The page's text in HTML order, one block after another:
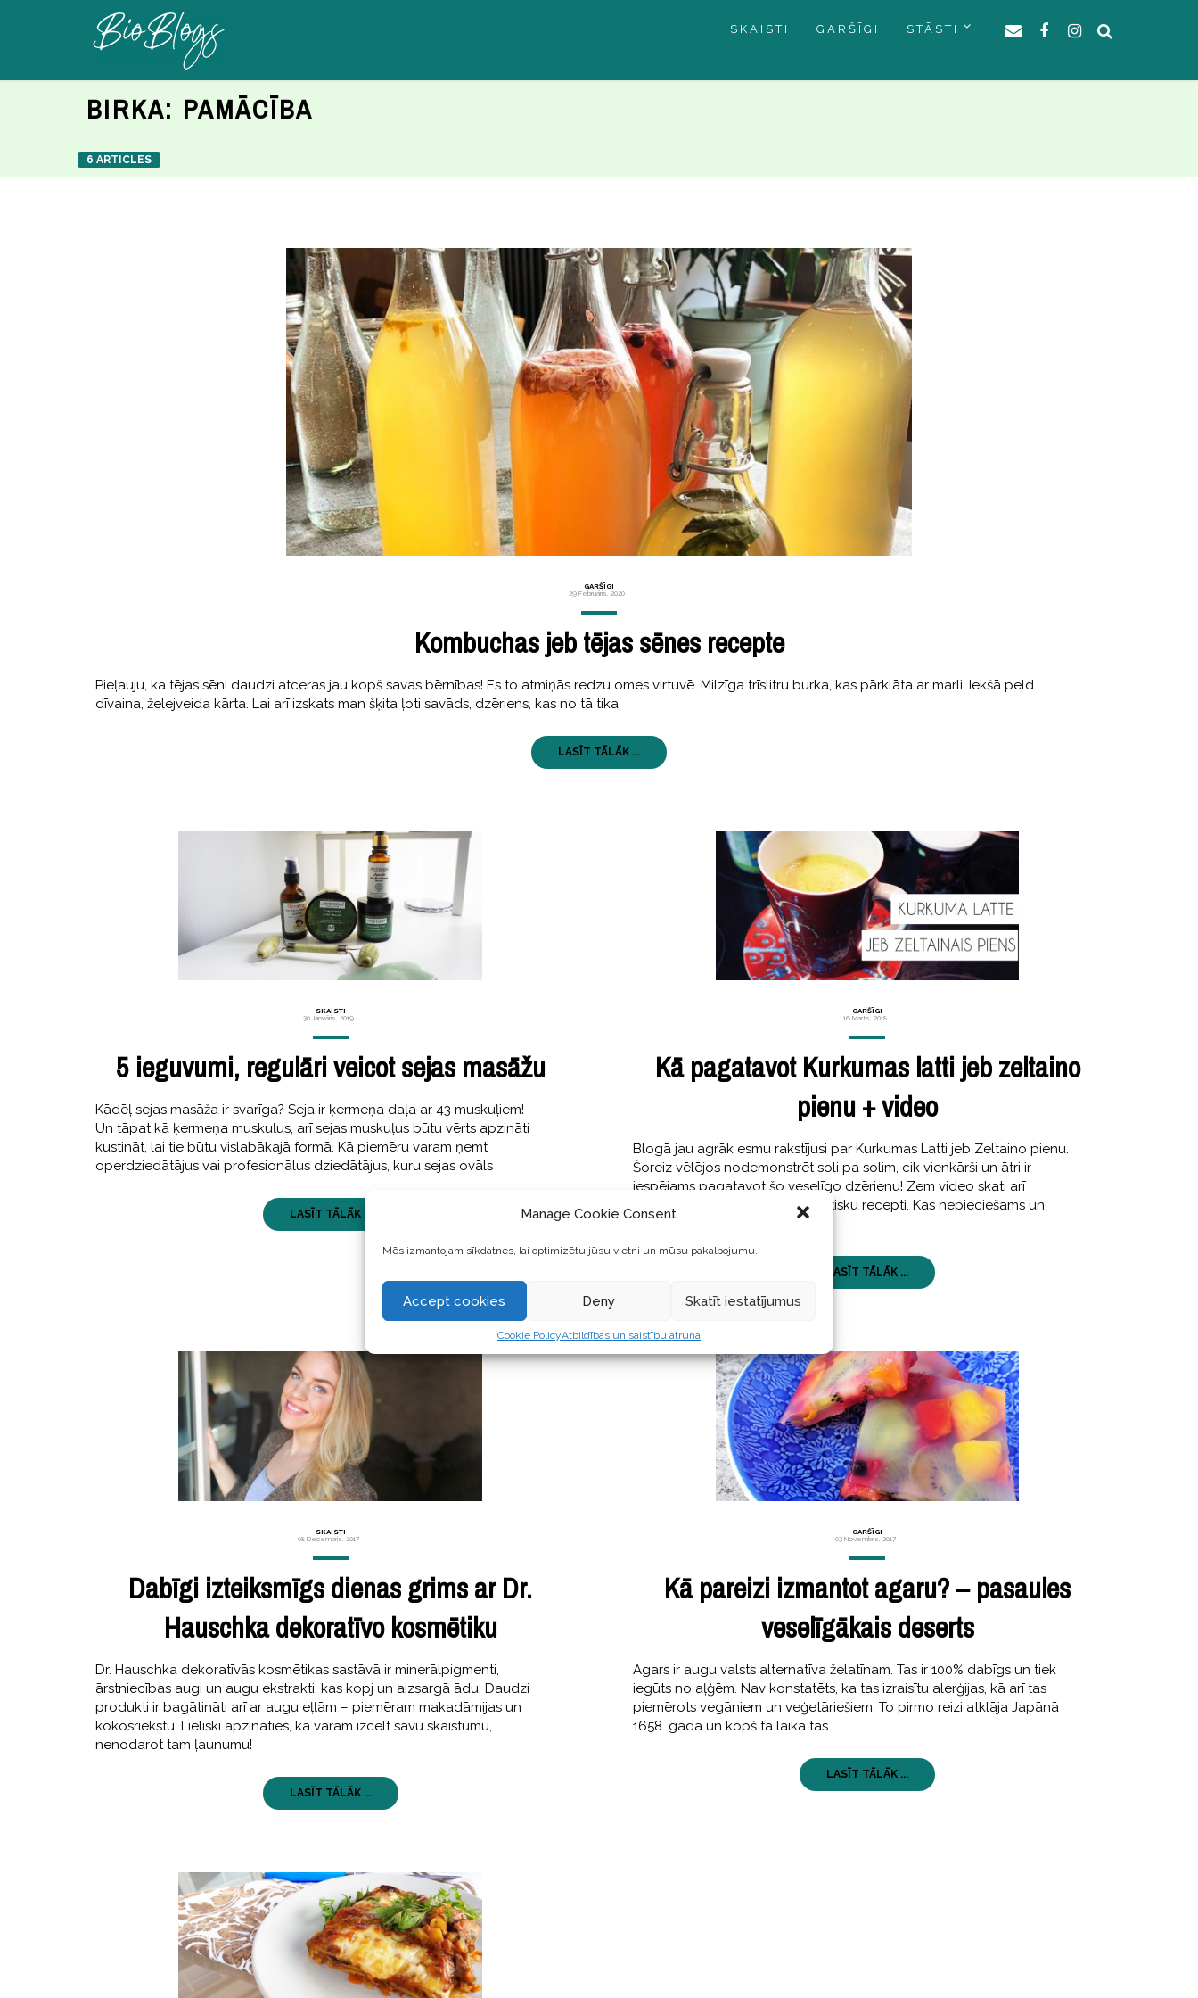
Manage Cookie Consent
Mēs izmantojam sīkdatnes, lai optimizētu jūsu vietni un mūsu pakalpojumu.
Accept cookies Deny Skatīt iestatījumus
Cookie PolicyAtbildības un saistību atruna
SKAISTI GARŠĪGI STĀSTI
BIRKA: PAMĀCĪBA
6 ARTICLES
GARŠĪGI
29 Februāris, 2020
Kombuchas jeb tējas sēnes recepte
Pieļauju, ka tējas sēni daudzi atceras jau kopš savas bērnības! Es to atmiņās redzu omes virtuvē. Milzīga trīslitru burka, kas pārklāta ar marli. Iekšā peld
dīvaina, želejveida kārta. Lai arī izskats man šķita ļoti savāds, dzēriens, kas no tā tika
LASĪT TĀLĀK ...
SKAISTI
30 Janvāris, 2019
5 ieguvumi, regulāri veicot sejas masāžu
Kādēļ sejas masāža ir svarīga? Seja ir ķermeņa daļa ar 43 muskuļiem!
Un tāpat kā ķermeņa muskuļus, arī sejas muskuļus būtu vērts apzināti
kustināt, lai tie būtu vislabākajā formā. Kā piemēru varam ņemt
operdziedātājus vai profesionālus dziedātājus, kuru sejas ovāls
LASĪT TĀLĀK ...
GARŠĪGI
16 Marts, 2018
Kā pagatavot Kurkumas latti jeb zeltaino
pienu + video
Blogā jau agrāk esmu rakstījusi par Kurkumas Latti jeb Zeltaino pienu.
Šoreiz vēlējos nodemonstrēt soli pa solim, cik vienkārši un ātri ir
iespējams pagatavot šo veselīgo dzērienu! Zem video skati arī
izmantotās sastāvdaļas un rakstisku recepti. Kas nepieciešams un
kurus
LASĪT TĀLĀK ...
SKAISTI
08 Decembris, 2017
Dabīgi izteiksmīgs dienas grims ar Dr.
Hauschka dekoratīvo kosmētiku
Dr. Hauschka dekoratīvās kosmētikas sastāvā ir minerālpigmenti,
ārstniecības augi un augu ekstrakti, kas kopj un aizsargā ādu. Daudzi
produkti ir bagātināti arī ar augu eļļām – piemēram makadāmijas un
kokosriekstu. Lieliski apzināties, ka varam izcelt savu skaistumu,
nenodarot tam ļaunumu!
LASĪT TĀLĀK ...
GARŠĪGI
03 Novembris, 2017
Kā pareizi izmantot agaru? – pasaules
veselīgākais deserts
Agars ir augu valsts alternatīva želatīnam. Tas ir 100% dabīgs un tiek
iegūts no aļģēm. Nav konstatēts, ka tas izraisītu alerģijas, kā arī tas
piemērots vegāniem un veģetāriešiem. To pirmo reizi atklāja Japānā
1658. gadā un kopš tā laika tas
LASĪT TĀLĀK ...